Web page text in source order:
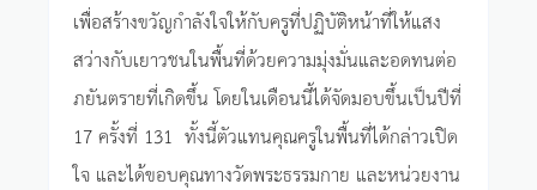
เพื่อสร้างขวัญกำลังใจให้กับครูที่ปฏิบัติหน้าที่ให้แสง
สว่างกับเยาวชนในพื้นที่ด้วยความมุ่งมั่นและอดทนต่อ
ภยันตรายที่เกิดขึ้น โดยในเดือนนี้ได้จัดมอบขึ้นเป็นปีที่
17 ครั้งที่ 131 ทั้งนี้ตัวแทนคุณครูในพื้นที่ได้กล่าวเปิด
ใจ และได้ขอบคุณทางวัดพระธรรมกาย และหน่วยงาน